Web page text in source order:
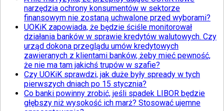
narzędzia ochrony konsumentów w sektorze
finansowym nie zostaną uchwalone przed wyborami?
UOKiK zapowiada, że będzie ściśle monitorował
działania banków w sprawie kredytów walutowych. Czy
urząd dokona przeglądu umów kredytowych
zawieranych z klientami banków, żeby mieć pewność,
że nie ma tam jakichś trupów w szafie?
Czy UOKiK sprawdzi, jak duże były spready w tych
pierwszych dniach po 15 stycznia?
Co banki powinny zrobić, jeśli spadek LIBOR będzie
głębszy niż wysokość ich marż? Stosować ujemne